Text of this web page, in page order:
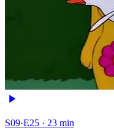
S09·E25 · 23 min